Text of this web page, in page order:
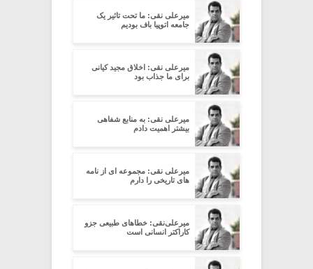
میرعلی نقی: ما تحت تاثیر یک
جامعه اتوپیا باف بودیم
میرعلی نقی: اخلاق مجید کیانی
برای ما جذاب بود
میرعلی نقی: به منابع شفاهی
بیشتر اهمیت دادم
میرعلی نقی: مجموعه ای از نامه
های تاریخی را دارم
میرعلی‌نقی: خطاهای طبیعی جزو
کاراکتر انسانی است